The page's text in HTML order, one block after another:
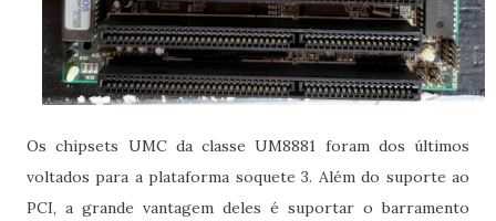
Os chipsets UMC da classe UM8881 foram dos últimos
voltados para a plataforma soquete 3. Além do suporte ao
PCI, a grande vantagem deles é suportar o barramento